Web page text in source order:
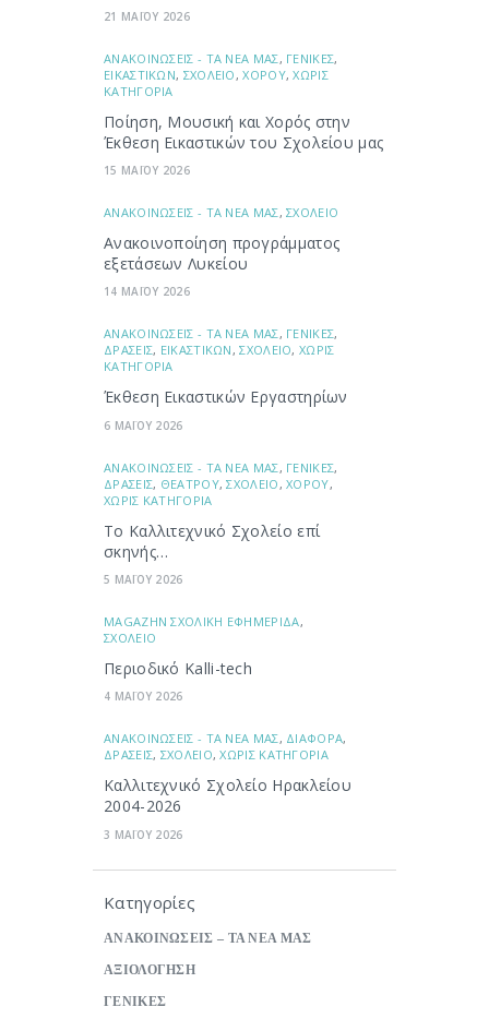
21 ΜΑΪΟΥ 2026
ΑΝΑΚΟΙΝΩΣΕΙΣ - ΤΑ ΝΕΑ ΜΑΣ, ΓΕΝΙΚΕΣ,
ΕΙΚΑΣΤΙΚΩΝ, ΣΧΟΛΕΙΟ ,ΧΟΡΟΥ,ΧΩΡΙΣ
ΚΑΤΗΓΟΡΙΑ
Ποίηση, Μουσική και Χορός στην
Έκθεση Εικαστικών του Σχολείου μας
15 ΜΑΪΟΥ 2026
ΑΝΑΚΟΙΝΩΣΕΙΣ - ΤΑ ΝΕΑ ΜΑΣ,ΣΧΟΛΕΙΟ
Ανακοινοποίηση προγράμματος
εξετάσεων Λυκείου
14 ΜΑΪΟΥ 2026
ΑΝΑΚΟΙΝΩΣΕΙΣ - ΤΑ ΝΕΑ ΜΑΣ, ΓΕΝΙΚΕΣ,
ΔΡΑΣΕΙΣ, ΕΙΚΑΣΤΙΚΩΝ,ΣΧΟΛΕΙΟ,ΧΩΡΙΣ
ΚΑΤΗΓΟΡΙΑ
Έκθεση Εικαστικών Εργαστηρίων
6 ΜΑΪΟΥ 2026
ΑΝΑΚΟΙΝΩΣΕΙΣ - ΤΑ ΝΕΑ ΜΑΣ, ΓΕΝΙΚΕΣ,
ΔΡΑΣΕΙΣ, ΘΕΑΤΡΟΥ,ΣΧΟΛΕΙΟ ,ΧΟΡΟΥ,
ΧΩΡΙΣ ΚΑΤΗΓΟΡΙΑ
Το Καλλιτεχνικό Σχολείο επί
σκηνής…
5 ΜΑΪΟΥ 2026
ΜAGAZHN ΣΧΟΛΙΚΗ ΕΦΗΜΕΡΙΔΑ,
ΣΧΟΛΕΙΟ
Περιοδικό Kalli-tech
4 ΜΑΪΟΥ 2026
ΑΝΑΚΟΙΝΩΣΕΙΣ - ΤΑ ΝΕΑ ΜΑΣ, ΔΙΑΦΟΡΑ,
ΔΡΑΣΕΙΣ, ΣΧΟΛΕΙΟ,ΧΩΡΙΣ ΚΑΤΗΓΟΡΙΑ
Καλλιτεχνικό Σχολείο Ηρακλείου
2004-2026
3 ΜΑΪΟΥ 2026
Κατηγορίες
ΑΝΑΚΟΙΝΩΣΕΙΣ – ΤΑ ΝΕΑ ΜΑΣ
ΑΞΙΟΛΟΓΗΣΗ
ΓΕΝΙΚΕΣ